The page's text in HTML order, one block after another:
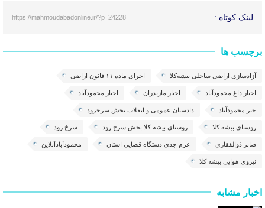
لینک کوتاه : https://mahmoudabadonline.ir/?p=24228
برچسب ها
آزادسازی اراضی ساحلی بیشه‌کلا اجرای ماده ۱۱ قانون اراضی
اخبار داغ محمودآباد اخبار مازندران اخبار محمودآباد
خبر محمودآباد ‌دادستان عمومی و انقلاب بخش سرخرود
روستای بیشه کلا روستای بیشه کلا بخش سرخ رود سرخ رود
صابر ذوالفقاری عزم جدی دستگاه قضایی استان محمودآبادآنلاین
نیروی هوایی بیشه کلا
اخبار مشابه